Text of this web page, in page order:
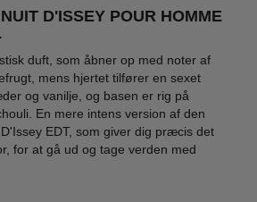
D'ISSEY POUR HOMME
duft, som åbner op med noter af
mens hjertet tilfører en sexet
og vanilje, og basen er rig på
En mere intens version af den
EDT, som giver dig præcis det
for at gå ud og tage verden med